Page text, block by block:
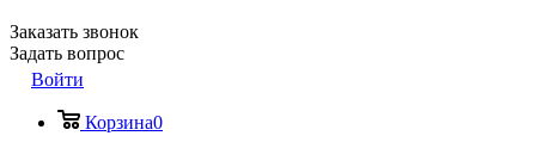
Заказать звонок
Задать вопрос
Войти
Корзина0